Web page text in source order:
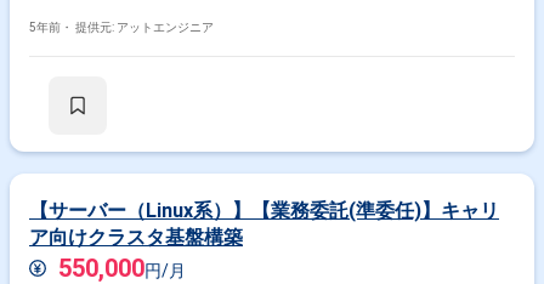
5年前・ 提供元: アットエンジニア
【サーバー（Linux系）】【業務委託(準委任)】キャリ
ア向けクラスタ基盤構築
550,000円/月